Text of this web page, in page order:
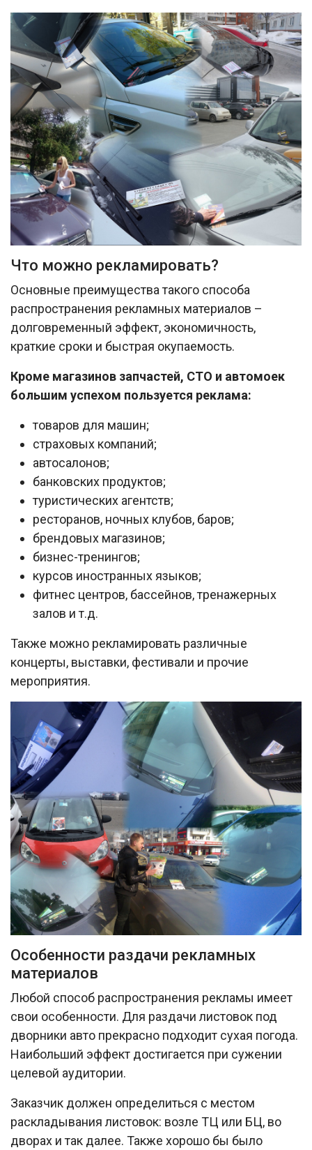
Что можно рекламировать?
Основные преимущества такого способа
распространения рекламных материалов –
долговременный эффект, экономичность,
краткие сроки и быстрая окупаемость.
Кроме магазинов запчастей, СТО и автомоек
большим успехом пользуется реклама:
товаров для машин;
страховых компаний;
автосалонов;
банковских продуктов;
туристических агентств;
ресторанов, ночных клубов, баров;
брендовых магазинов;
бизнес-тренингов;
курсов иностранных языков;
фитнес центров, бассейнов, тренажерных
залов и т.д.
Также можно рекламировать различные
концерты, выставки, фестивали и прочие
мероприятия.
Особенности раздачи рекламных
материалов
Любой способ распространения рекламы имеет
свои особенности. Для раздачи листовок под
дворники авто прекрасно подходит сухая погода.
Наибольший эффект достигается при сужении
целевой аудитории.
Заказчик должен определиться с местом
раскладывания листовок: возле ТЦ или БЦ, во
дворах и так далее. Также хорошо бы было